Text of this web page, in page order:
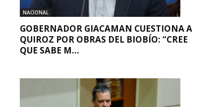
NACIONAL
GOBERNADOR GIACAMAN CUESTIONA A
QUIROZ POR OBRAS DEL BIOBÍO: “CREE
QUE SABE M...